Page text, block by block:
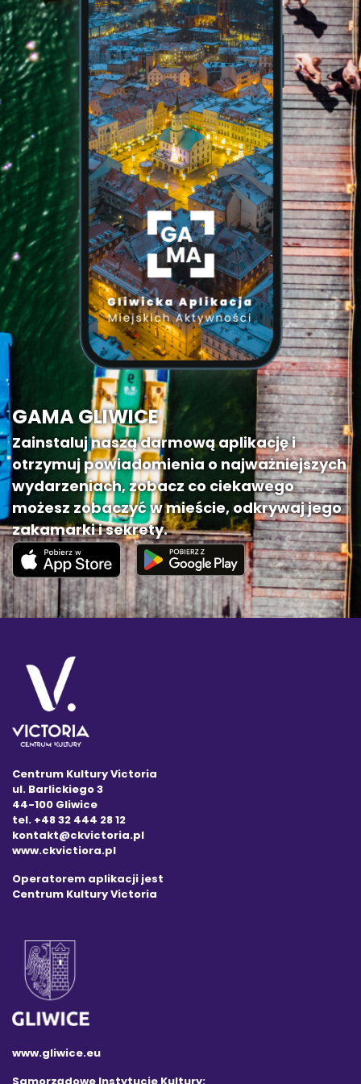
GAMA GLIWICE
Zainstaluj naszą darmową aplikację i
otrzymuj powiadomienia o najważniejszych
wydarzeniach, zobacz co ciekawego
możesz zobaczyć w mieście, odkrywaj jego
zakamarki i sekrety.
Centrum Kultury Victoria
ul. Barlickiego 3
44-100 Gliwice
tel. +48 32 444 28 12
kontakt@ckvictoria.pl
www.ckvictiora.pl
Operatorem aplikacji jest
Centrum Kultury Victoria
www.gliwice.eu